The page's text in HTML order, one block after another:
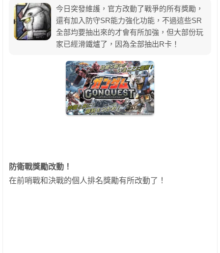
今日突發維護，官方改動了戰爭的所有獎勵，
還有加入防守SR能力強化功能，不過這些SR
全部均要抽出來的才會有所加強，但大部份玩
家已經滑鐵爐了，因為全部抽出R卡！
防衛戰獎勵改動！
在前哨戰和決戰的個人排名獎勵有所改動了！